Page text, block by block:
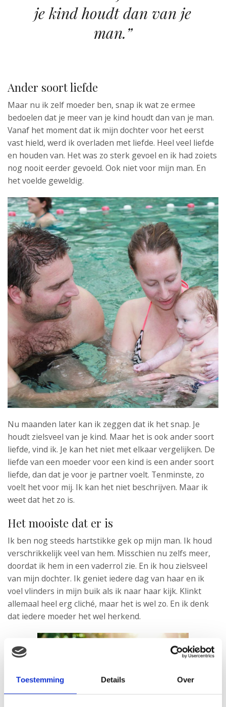
Toestemming Details Over
je kind houdt dan van je
man.”
Ander soort liefde
Maar nu ik zelf moeder ben, snap ik wat ze ermee
bedoelen dat je meer van je kind houdt dan van je man.
Vanaf het moment dat ik mijn dochter voor het eerst
vast hield, werd ik overladen met liefde. Heel veel liefde
en houden van. Het was zo sterk gevoel en ik had zoiets
nog nooit eerder gevoeld. Ook niet voor mijn man. En
het voelde geweldig.
Nu maanden later kan ik zeggen dat ik het snap. Je
houdt zielsveel van je kind. Maar het is ook ander soort
liefde, vind ik. Je kan het niet met elkaar vergelijken. De
liefde van een moeder voor een kind is een ander soort
liefde, dan dat je voor je partner voelt. Tenminste, zo
voelt het voor mij. Ik kan het niet beschrijven. Maar ik
weet dat het zo is.
Het mooiste dat er is
Ik ben nog steeds hartstikke gek op mijn man. Ik houd
verschrikkelijk veel van hem. Misschien nu zelfs meer,
doordat ik hem in een vaderrol zie. En ik hou zielsveel
van mijn dochter. Ik geniet iedere dag van haar en ik
voel vlinders in mijn buik als ik naar haar kijk. Klinkt
allemaal heel erg cliché, maar het is wel zo. En ik denk
dat iedere moeder het wel herkend.